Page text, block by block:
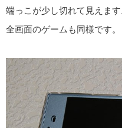
端っこが少し切れて見えます
全画面のゲームも同様です。